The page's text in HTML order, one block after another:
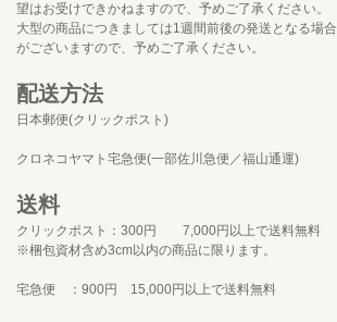
望はお受けできかねますので、予めご了承ください。
大型の商品につきましては1週間前後の発送となる場合
がございますので、予めご了承ください。
配送方法
日本郵便(クリックポスト)
クロネコヤマト宅急便(一部佐川急便／福山通運)
送料
クリックポスト：300円 7,000円以上で送料無料
※梱包資材含め3cm以内の商品に限ります。
宅急便 ：900円 15,000円以上で送料無料